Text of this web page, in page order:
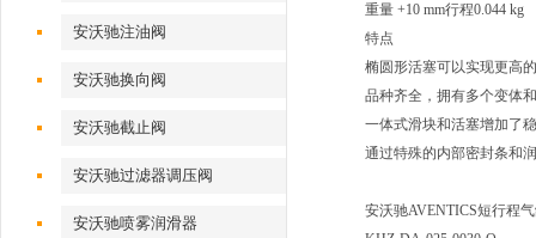
安沃驰注油阀
安沃驰换向阀
安沃驰截止阀
安沃驰过滤器调压阀
安沃驰喷雾润滑器
重量 +10 mm行程0.044 kg
特点
椭圆形活塞可以实现更高
品种齐全，拥有多个变体
一体式滑块和活塞增加了
通过特殊的内部密封条和
安沃驰AVENTICS短行程